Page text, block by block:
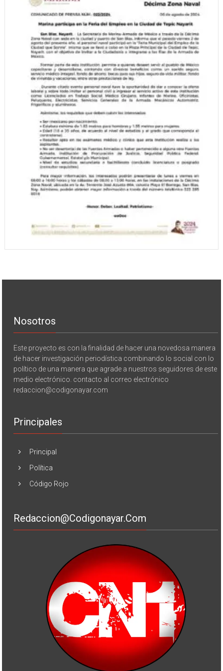
Nosotros
Este proyecto es con la finalidad de hacer una novedosa manera
de hacer investigación periodística combinando lo social con lo
político de una manera que agrade a nuestros seguidores de este
medio electrónico. contacto al correo electrónico
redaccion@codigonayar.com
Principales
Principal
Política
Código Rojo
Redaccion@codigonayar.com